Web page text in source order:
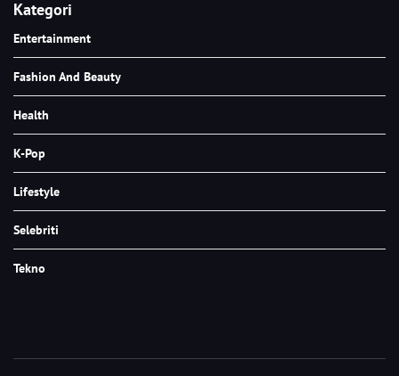
Kategori
Entertainment
Fashion And Beauty
Health
K-Pop
Lifestyle
Selebriti
Tekno